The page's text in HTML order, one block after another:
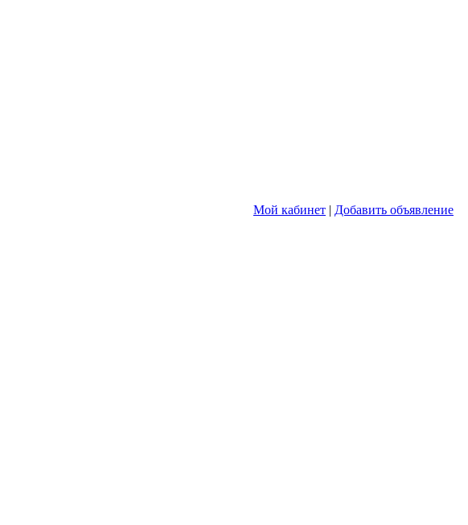
Мой кабинет | Добавить объявление